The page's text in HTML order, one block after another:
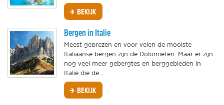
BEKIJK
Bergen in Italie
Meest geprezen en voor velen de mooiste
Italiaanse bergen zijn de Dolomieten. Maar er zijn
nog veel meer gebergtes en berggebieden in
Italië die de...
BEKIJK